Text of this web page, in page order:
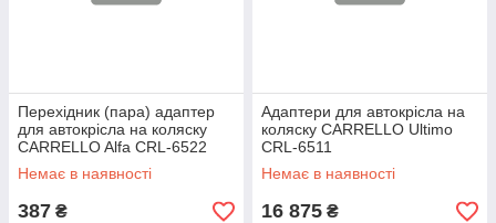
Перехідник (пара) адаптер
для автокрісла на коляску
CARRELLO Alfa CRL-6522
Немає в наявності
387 ₴
Адаптери для автокрісла на
коляску CARRELLO Ultimo
CRL-6511
Немає в наявності
16 875 ₴